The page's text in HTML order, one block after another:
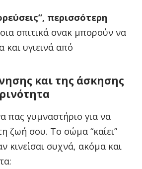
περισσότερη
σπιτικά σνακ μπορούν να
και υγιεινά από
και της άσκησης
πας γυμναστήριο για να
ζωή σου. Το σώμα “καίει”
κινείσαι συχνά, ακόμα και